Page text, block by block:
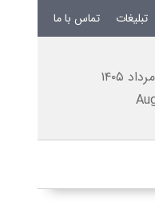
تبلیغات تماس با ما